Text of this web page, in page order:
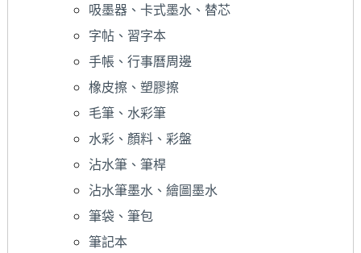
吸墨器、卡式墨水、替芯
字帖、習字本
手帳、行事曆周邊
橡皮擦、塑膠擦
毛筆、水彩筆
水彩、顏料、彩盤
沾水筆、筆桿
沾水筆墨水、繪圖墨水
筆袋、筆包
筆記本